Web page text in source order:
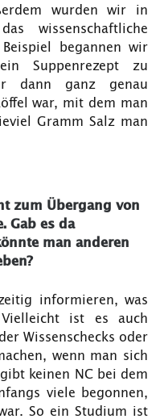
wurden wir in
wissenschaftliche
begannen wir
Suppenrezept zu
dann ganz genau
war, mit dem man
Gramm Salz man
zum Übergang von
Gab es da
man anderen
informieren, was
ist es auch
Wissenschecks oder
wenn man sich
keinen NC bei dem
viele begonnen,
So ein Studium ist